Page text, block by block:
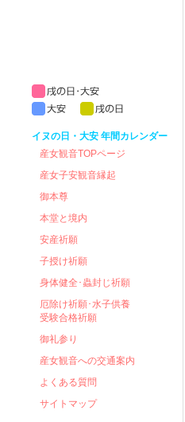
イヌの日・大安 年間カレンダー
産女観音TOPページ
産女子安観音縁起
御本尊
本堂と境内
安産祈願
子授け祈願
身体健全･蟲封じ祈願
厄除け祈願･水子供養
受験合格祈願
御礼参り
産女観音への交通案内
よくある質問
サイトマップ